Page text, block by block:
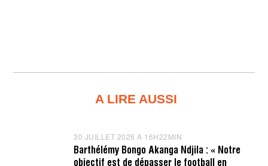
A LIRE AUSSI
30 JUILLET 2026 À 16H22MIN
0
J
Barthélémy Bongo Akanga Ndjila : « Notre